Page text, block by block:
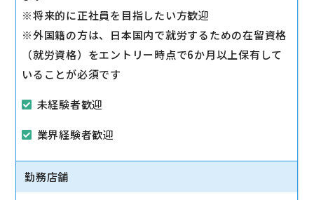
します。
※将来的に正社員を目指したい方歓迎
※外国籍の方は、日本国内で就労するための在留資格
（就労資格）をエントリー時点で6か月以上保有して
いることが必須です
未経験者歓迎
業界経験者歓迎
勤務店舗